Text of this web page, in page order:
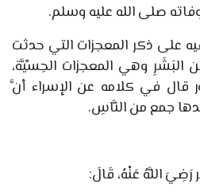
صلى الله عليه وسلم.
على ذكر المعجزات التي حدثت
البَشَرِ وهي المعجزات الحِسِّيَّة،
قال في كلامه عن الإسراء أنَّ
جمع من النَّاسِ.
رَضِيَ اللَّهُ عَنْهُ، قَالَ: